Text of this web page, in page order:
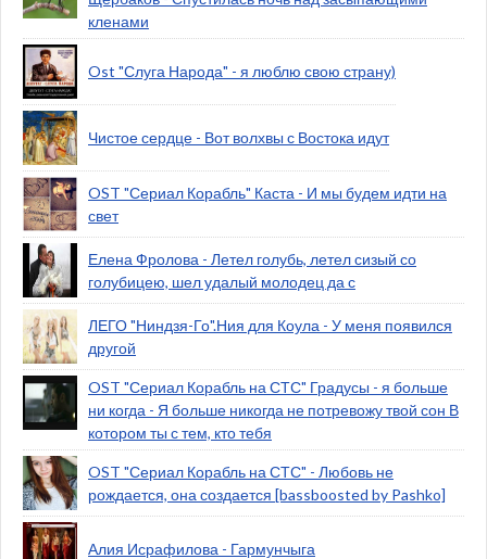
кленами
Ost "Слуга Народа" - я люблю свою страну)
Чистое сердце - Вот волхвы с Востока идут
OST "Сериал Корабль" Каста - И мы будем идти на
свет
Елена Фролова - Летел голубь, летел сизый со
голубицею, шел удалый молодец да с
ЛЕГО "Ниндзя-Го".Ния для Коула - У меня появился
другой
OST "Сериал Корабль на СТС" Градусы - я больше
ни когда - Я больше никогда не потревожу твой сон В
котором ты с тем, кто тебя
OST "Сериал Корабль на СТС" - Любовь не
рождается, она создается [bassboosted by Pashko]
Алия Исрафилова - Гармунчыга